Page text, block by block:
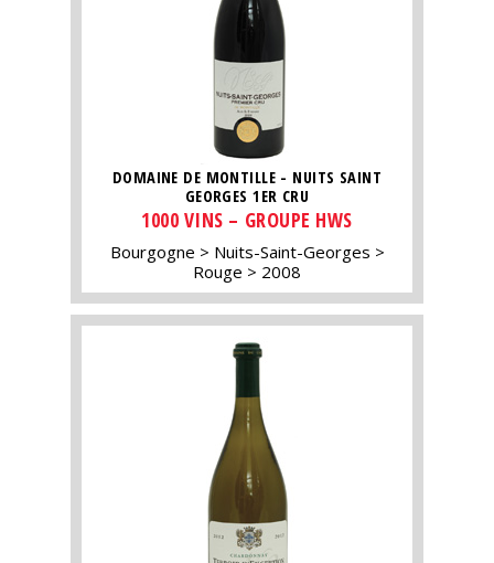
DOMAINE DE MONTILLE - NUITS SAINT
GEORGES 1ER CRU
1000 VINS – GROUPE HWS
Bourgogne
Nuits-Saint-Georges
Rouge
2008